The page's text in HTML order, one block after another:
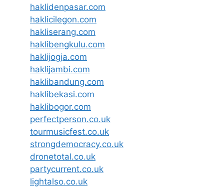
haklidenpasar.com
haklicilegon.com
hakliserang.com
haklibengkulu.com
haklijogja.com
haklijambi.com
haklibandung.com
haklibekasi.com
haklibogor.com
perfectperson.co.uk
tourmusicfest.co.uk
strongdemocracy.co.uk
dronetotal.co.uk
partycurrent.co.uk
lightalso.co.uk